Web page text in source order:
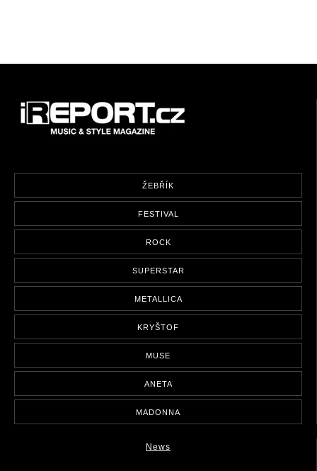
ŽEBŘÍK
FESTIVAL
ROCK
SUPERSTAR
METALLICA
KRYŠTOF
MUSE
ANETA
MADONNA
News